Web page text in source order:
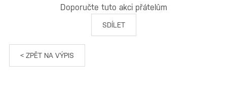
Doporučte tuto akci přátelům
SDÍLET
< ZPĚT NA VÝPIS